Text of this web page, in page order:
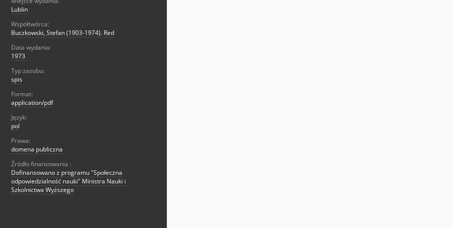
Lublin
Współtwórca:
Buczkowski, Stefan (1903-1974). Red
Data wydania:
1973
Typ zasobu:
spis
Format:
application/pdf
Język:
pol
Prawa:
domena publiczna
Źródło finansowania :
Dofinansowano z programu "Społeczna
odpowiedzialność nauki" Ministra Nauki i
Szkolnictwa Wyższego